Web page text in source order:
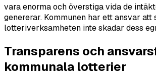
vara enorma och överstiga vida de
genererar. Kommunen har ett ansvar att
lotteriverksamheten inte skadar dess
Transparens och
kommunala lotterier